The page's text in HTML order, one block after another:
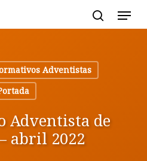
Adventistas
Adventista de
abril 2022